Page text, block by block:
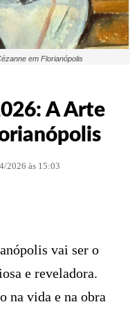
em Florianópolis
A Arte
2026 às 15:03
vai ser o
e reveladora.
na vida e na obra